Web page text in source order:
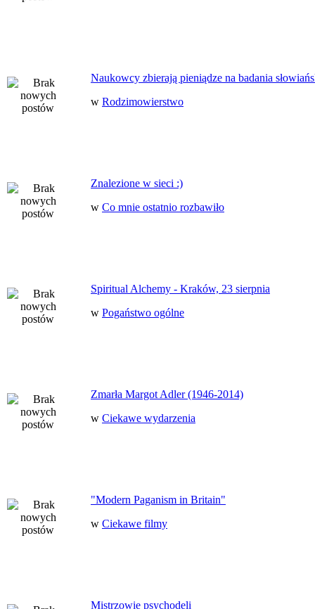
Naukowcy zbierają pieniądze na badania
w Rodzimowierstwo
Znalezione w sieci :)
w Co mnie ostatnio rozbawiło
Spiritual Alchemy - Kraków, 23 sierpnia
w Pogaństwo ogólne
Zmarła Margot Adler (1946-2014)
w Ciekawe wydarzenia
"Modern Paganism in Britain"
w Ciekawe filmy
Mistrzowie psychodeli